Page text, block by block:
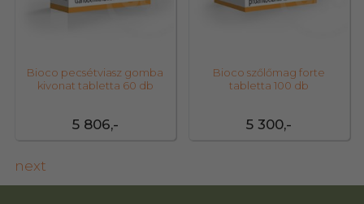
5 806,-
Bioco pecsétviasz gomba
kivonat tabletta 60 db
5 300,-
Bioco szőlőmag forte
tabletta 100 db
next